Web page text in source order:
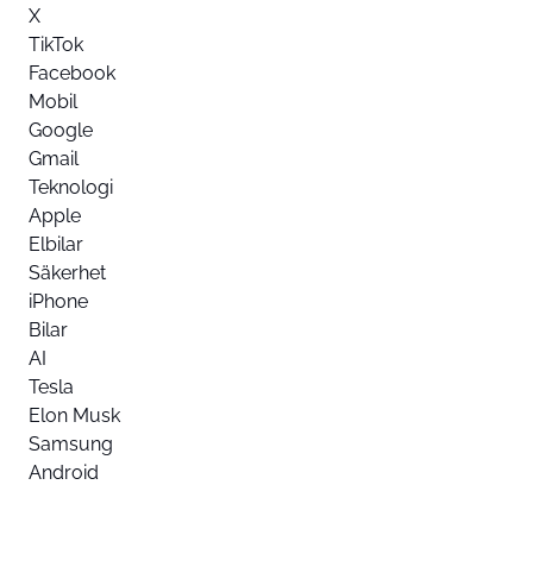
X
TikTok
Facebook
Mobil
Google
Gmail
Teknologi
Apple
Elbilar
Säkerhet
iPhone
Bilar
AI
Tesla
Elon Musk
Samsung
Android